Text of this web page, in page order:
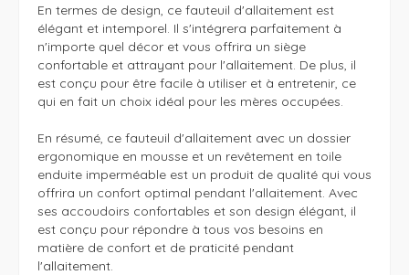
En termes de design, ce fauteuil d'allaitement est
élégant et intemporel. Il s'intégrera parfaitement à
n'importe quel décor et vous offrira un siège
confortable et attrayant pour l'allaitement. De plus, il
est conçu pour être facile à utiliser et à entretenir, ce
qui en fait un choix idéal pour les mères occupées.
En résumé, ce fauteuil d'allaitement avec un dossier
ergonomique en mousse et un revêtement en toile
enduite imperméable est un produit de qualité qui vous
offrira un confort optimal pendant l'allaitement. Avec
ses accoudoirs confortables et son design élégant, il
est conçu pour répondre à tous vos besoins en
matière de confort et de praticité pendant
l'allaitement.